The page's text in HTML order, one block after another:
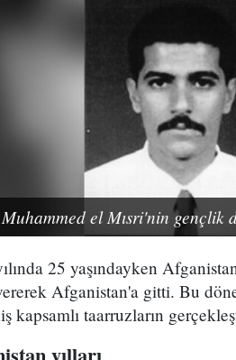
el Mısri'nin gençlik
25 yaşındayken
Afganistan'a gitti. Bu
kapsamlı taarruzların